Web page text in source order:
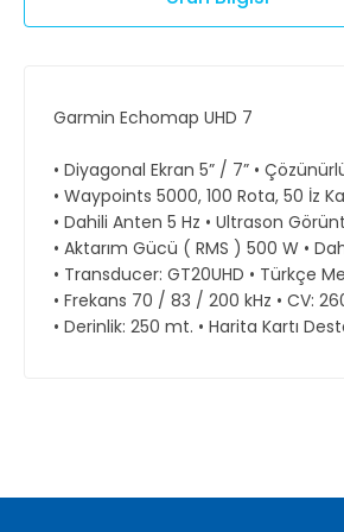
Garmin Echomap UHD 7
• Diyagonal Ekran 5” / 7” •
• Waypoints 5000, 100 Rota, 50 İz
• Dahili Anten 5 Hz • Ultrason
• Aktarım Gücü ( RMS ) 500 W •
• Transducer: GT20UHD • Türkçe
• Frekans 70 / 83 / 200 kHz • CV:
• Derinlik: 250 mt. • Harita Kartı